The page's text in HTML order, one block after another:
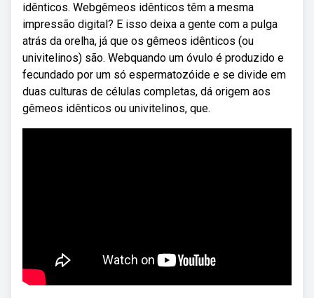
idênticos. Webgêmeos idênticos têm a mesma
impressão digital? E isso deixa a gente com a pulga
atrás da orelha, já que os gêmeos idênticos (ou
univitelinos) são. Webquando um óvulo é produzido e
fecundado por um só espermatozóide e se divide em
duas culturas de células completas, dá origem aos
gêmeos idênticos ou univitelinos, que.